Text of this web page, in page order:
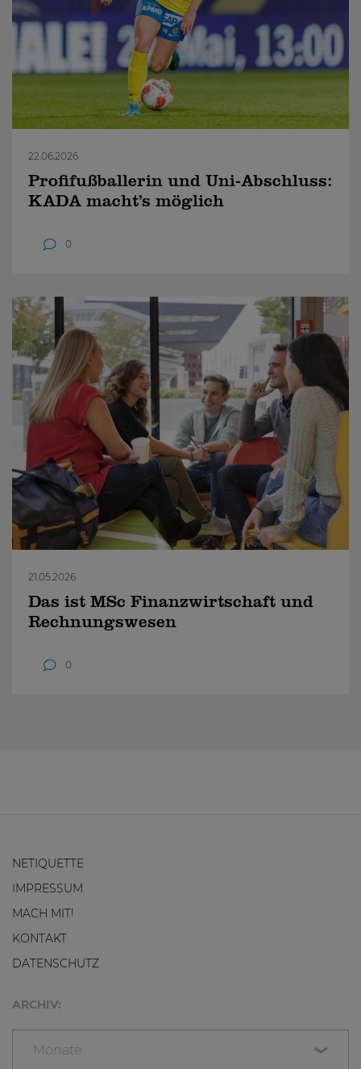
22.06.2026
Profifußballerin und Uni-Abschluss:
KADA macht’s möglich
0
21.05.2026
Das ist MSc Finanzwirtschaft und
Rechnungswesen
0
NETIQUETTE
IMPRESSUM
MACH MIT!
KONTAKT
DATENSCHUTZ
ARCHIV:
Monate